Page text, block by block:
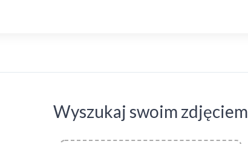
Wyszukaj swoim zdjęciem